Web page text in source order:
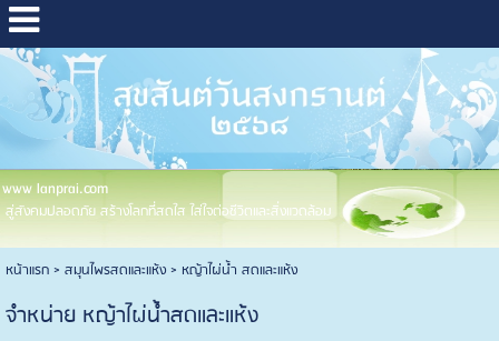
www lanprai.com
สู่สังคมปลอดภัย สร้างโลกที่สดใส ใส่ใจต่อชีวิตและสิ่งแวดล้อม
หน้าแรก> สมุนไพรสดและแห้ง> หญ้าไผ่น้ำ สดและแห้ง
จำหน่าย หญ้าไผ่น้ำสดและแห้ง